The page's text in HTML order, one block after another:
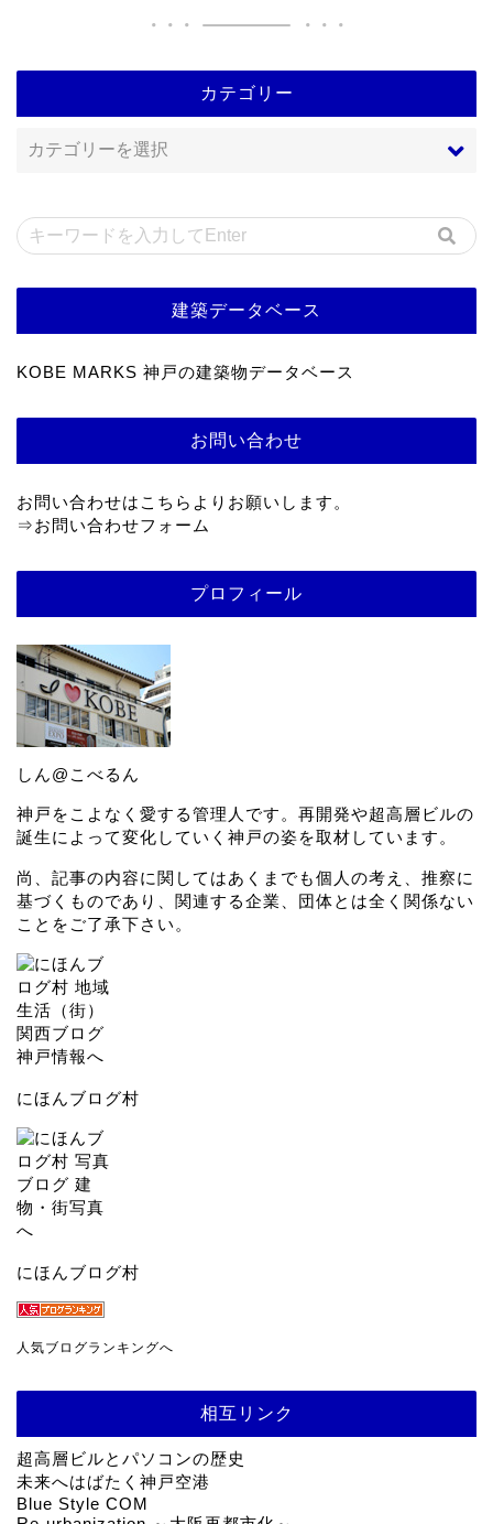
カテゴリー
建築データベース
KOBE MARKS 神戸の建築物データベース
お問い合わせ
お問い合わせはこちらよりお願いします。
⇒お問い合わせフォーム
プロフィール
しん@こべるん
神戸をこよなく愛する管理人です。再開発や超高層ビルの
誕生によって変化していく神戸の姿を取材しています。
尚、記事の内容に関してはあくまでも個人の考え、推察に
基づくものであり、関連する企業、団体とは全く関係ない
ことをご了承下さい。
にほんブログ村
にほんブログ村
人気ブログランキングへ
相互リンク
超高層ビルとパソコンの歴史
未来へはばたく神戸空港
Blue Style COM